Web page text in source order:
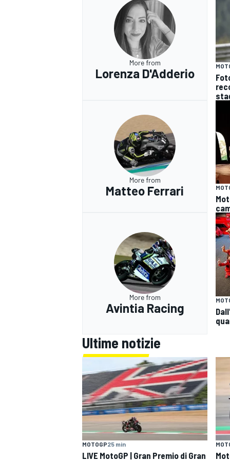
More from
Lorenza D'Adderio
More from
Matteo Ferrari
More from
Avintia Racing
Ultime notizie
MOTOGP25 min
LIVE MotoGP | Gran Premio di Gran